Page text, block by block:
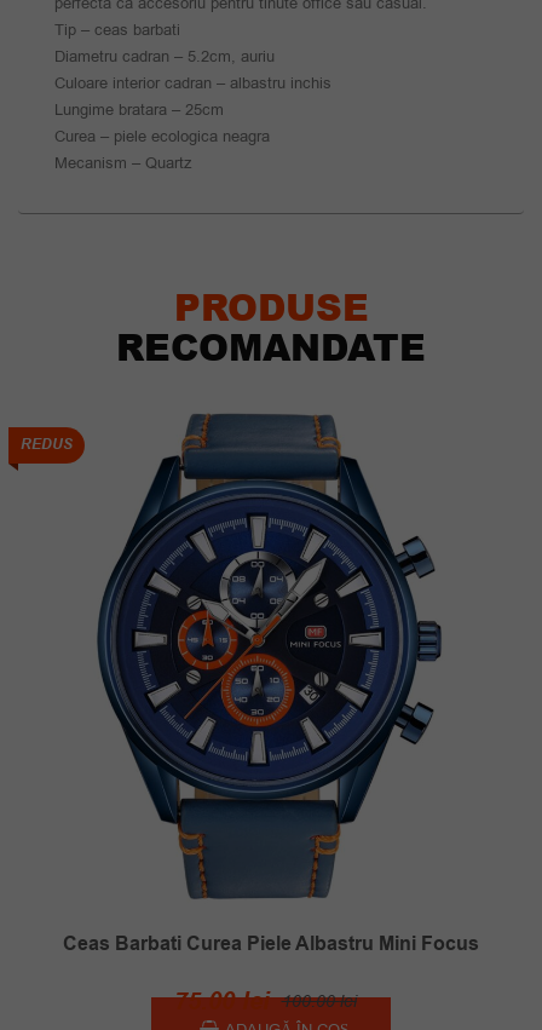
Tip – ceas barbati
Diametru cadran – 5.2cm, auriu
Culoare interior cadran – albastru inchis
Lungime bratara – 25cm
Curea – piele ecologica neagra
Mecanism – Quartz
PRODUSE
RECOMANDATE
REDUS
Ceas Barbati Curea Piele Albastru Mini Focus
100.00lei
Prețul
75.00leiPrețul